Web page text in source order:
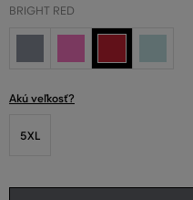
BRIGHT RED
Akú veľkosť?
5XL